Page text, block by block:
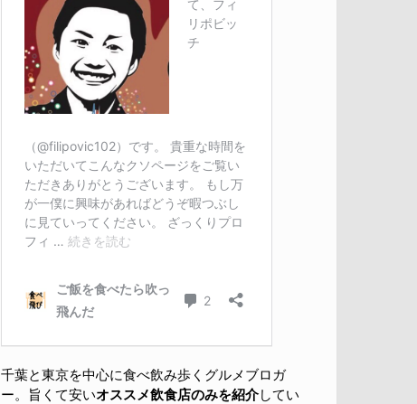
千葉と東京を中心に食べ飲み歩くグルメブロガ
ー。旨くて安いオススメ飲食店のみを紹介してい